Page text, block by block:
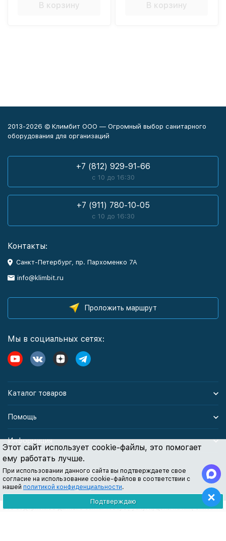
Этот сайт использует cookie-файлы, это помогает
ему работать лучше.
При использовании данного сайта вы подтверждаете свое
согласие на использование cookie-файлов в соответствии с
нашей политикой конфиденциальности.
Подтверждаю
В корзину В корзину
2013-2026 © Климбит ООО — Огромный выбор санитарного
оборудования для организаций
+7 (812) 929-91-66
с 10 до 16:30
+7 (911) 780-10-05
с 10 до 16:30
Контакты:
Санкт-Петербург, пр. Пархоменко 7А
info@klimbit.ru
Проложить маршрут
Мы в социальных сетях:
Каталог товаров
Помощь
Информация
Политика персональных данных
Все содержимое данного сайта: товары, услуги, цены на них, описания